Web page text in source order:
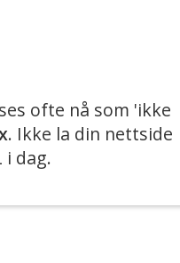
ofte nå som 'ikke
. Ikke la din nettside
i dag.